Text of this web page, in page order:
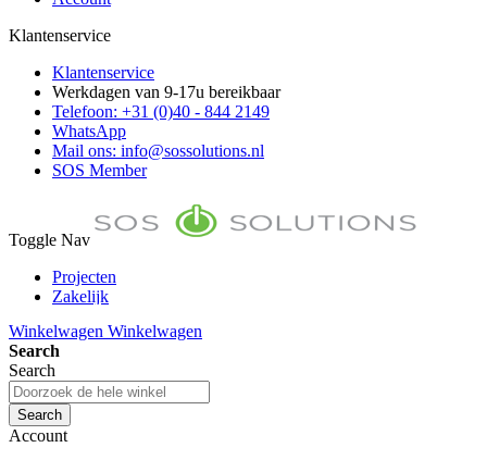
Klantenservice
Klantenservice
Werkdagen van 9-17u bereikbaar
Telefoon: +31 (0)40 - 844 2149
WhatsApp
Mail ons: info@sossolutions.nl
SOS Member
Toggle Nav
Projecten
Zakelijk
Toon prijzen Incl. BTW
Toon prijzen Excl. BTW
Winkelwagen Winkelwagen
Search
Search
Search
Account